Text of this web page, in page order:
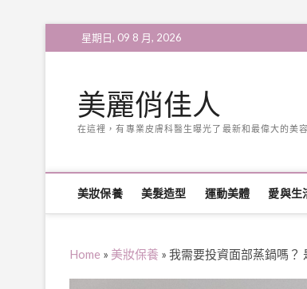
to
星期日, 09 8 月, 2026
美麗俏佳人
在這裡，有專業皮膚科醫生曝光了最新和最偉大的美
美妝保養 美髮造型 運動美體 愛與生
Home » 美妝保養 » 我需要投資面部蒸鍋嗎？